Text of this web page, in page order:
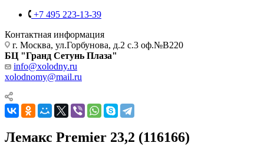
+7 495 223-13-39
Контактная информация
г. Москва, ул.Горбунова, д.2 с.3 оф.№В220
БЦ "Гранд Сетунь Плаза"
info@xolodny.ru
xolodnomy@mail.ru
Лемакс Premier 23,2 (116166)